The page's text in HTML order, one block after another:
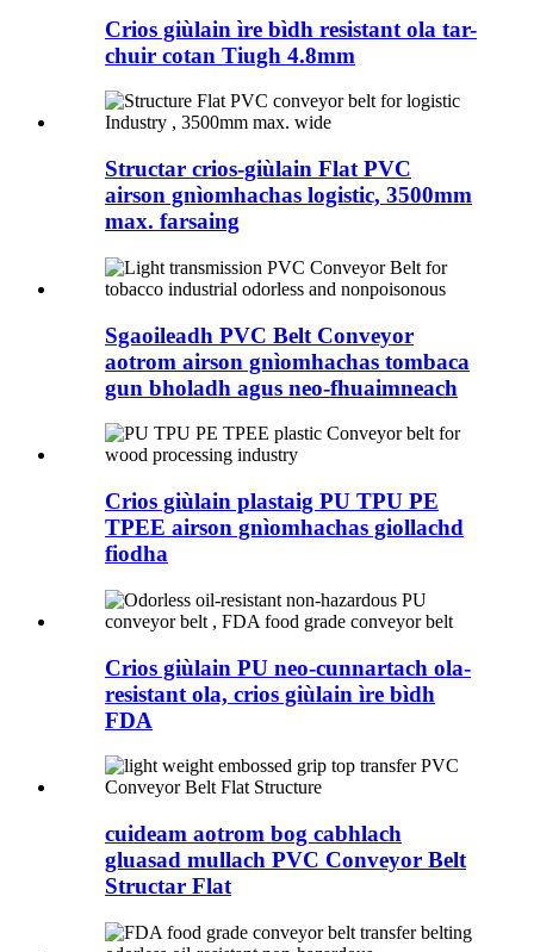
Crios giùlain ìre bìdh resistant ola tar-
chuir cotan Tiugh 4.8mm
Structar crios-giùlain Flat PVC
airson gnìomhachas logistic, 3500mm
max. farsaing
Sgaoileadh PVC Belt Conveyor
aotrom airson gnìomhachas tombaca
gun bholadh agus neo-fhuaimneach
Crios giùlain plastaig PU TPU PE
TPEE airson gnìomhachas giollachd
fiodha
Crios giùlain PU neo-cunnartach ola-
resistant ola, crios giùlain ìre bìdh
FDA
cuideam aotrom bog cabhlach
gluasad mullach PVC Conveyor Belt
Structar Flat